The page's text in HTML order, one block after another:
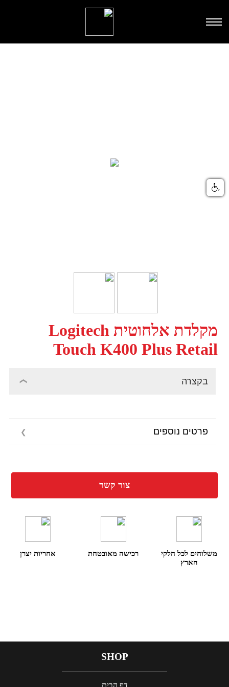
מקלדת אלחוטית Logitech
Touch K400 Plus Retail
בקצרה
פרטים נוספים
צור קשר
משלוחים לכל חלקי
הארץ
רכישה מאובטחת אחריות יצרן
SHOP